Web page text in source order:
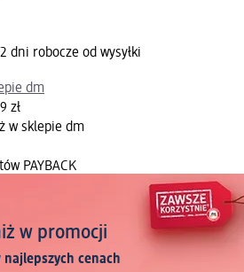
dni robocze od wysyłki
dm
zł
w sklepie dm
PAYBACK
w promocji
cenach